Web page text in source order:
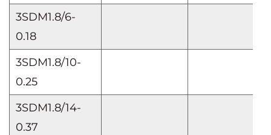
3SDM1.8/6-
0.18
3SDM1.8/10-
0.25
3SDM1.8/14-
0.37